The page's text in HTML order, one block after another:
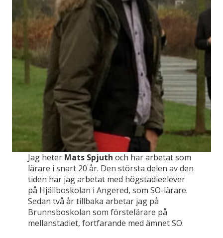
Jag heter Mats Spjuth och har arbetat som
lärare i snart 20 år. Den största delen av den
tiden har jag arbetat med högstadieelever
på Hjällboskolan i Angered, som SO-lärare.
Sedan två år tillbaka arbetar jag på
Brunnsboskolan som förstelärare på
mellanstadiet, fortfarande med ämnet SO.